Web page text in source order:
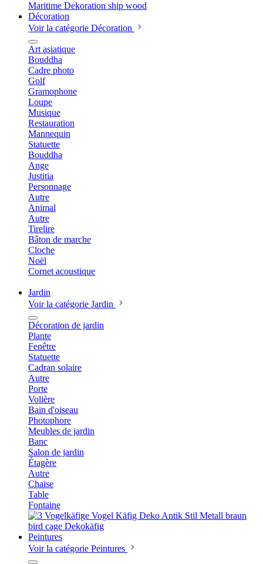
Décoration
Voir la catégorie Décoration
Art asiatique
Bouddha
Cadre photo
Golf
Gramophone
Loupe
Musique
Restauration
Mannequin
Statuette
Bouddha
Ange
Justitia
Personnage
Autre
Animal
Autre
Tirelire
Bâton de marche
Cloche
Noël
Cornet acoustique
Jardin
Voir la catégorie Jardin
Décoration de jardin
Plante
Fenêtre
Statuette
Cadran solaire
Autre
Porte
Volière
Bain d'oiseau
Photophore
Meubles de jardin
Banc
Salon de jardin
Étagère
Autre
Chaise
Table
Fontaine
Peintures
Voir la catégorie Peintures